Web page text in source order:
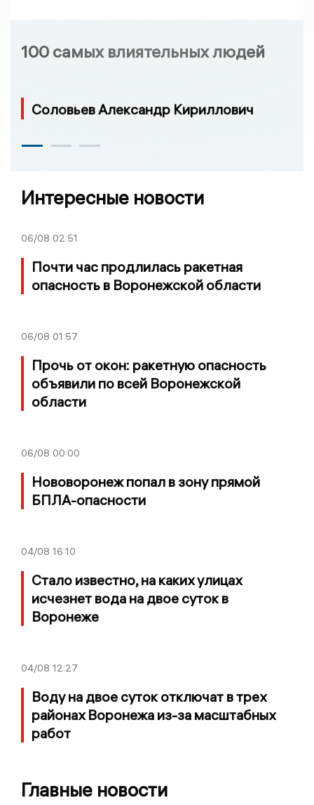
100 самых влиятельных людей
Соловьев Александр Кириллович
Интересные новости
06/08 02:51
Почти час продлилась ракетная
опасность в Воронежской области
06/08 01:57
Прочь от окон: ракетную опасность
объявили по всей Воронежской
области
06/08 00:00
Нововоронеж попал в зону прямой
БПЛА-опасности
04/08 16:10
Стало известно, на каких улицах
исчезнет вода на двое суток в
Воронеже
04/08 12:27
Воду на двое суток отключат в трех
районах Воронежа из-за масштабных
работ
Главные новости